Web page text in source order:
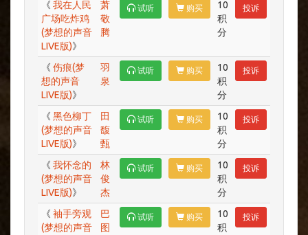
《 我在人民
广场吃炸鸡
(梦想的声音
LIVE版)》
萧
敬
腾
试听 购买
10
积
分
投诉
《 伤痕(梦
想的声音
LIVE版)》
羽
泉
试听 购买
10
积
分
投诉
《 黑色柳丁
(梦想的声音
LIVE版)》
田
馥
甄
试听 购买
10
积
分
投诉
《 我怀念的
(梦想的声音
LIVE版)》
林
俊
杰
试听 购买
10
积
分
投诉
《 袖手旁观
(梦想的声音
巴
图
试听 购买
10
积
投诉